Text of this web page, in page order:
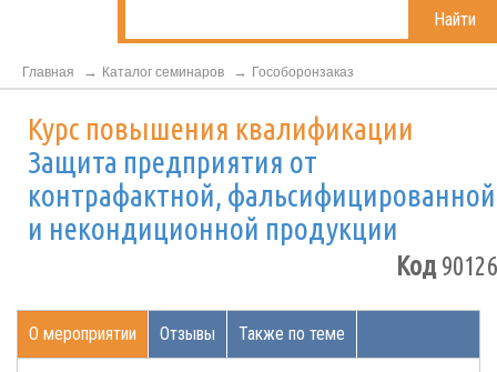
Найти
Главная Каталог семинаров Гособоронзаказ
Курс повышения квалификации
Защита предприятия от
контрафактной, фальсифицированной
и некондиционной продукции
Код90126
О мероприятии Отзывы Также по теме